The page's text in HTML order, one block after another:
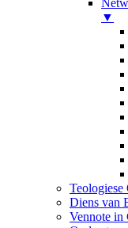
▼
Diens van
Vennote in